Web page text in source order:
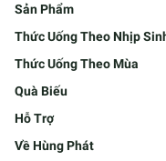
Sản Phẩm
Thức Uống Theo Nhịp
Thức Uống Theo Mùa
Quà Biếu
Hỗ Trợ
Về Hùng Phát